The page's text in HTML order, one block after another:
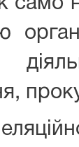
само